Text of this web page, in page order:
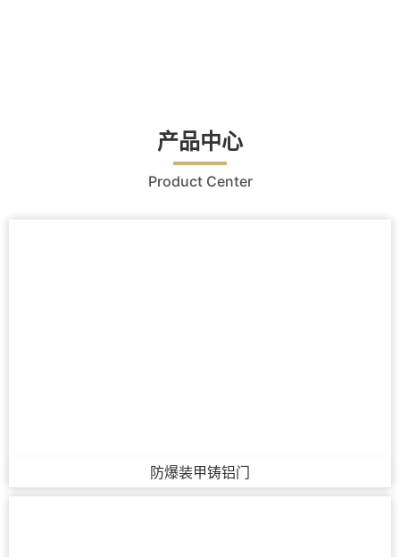
产品中心
Product Center
防爆装甲铸铝门